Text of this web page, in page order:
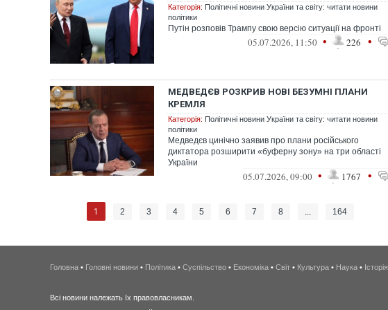
Категорія: Політичні новини України та світу: читати новини
політики
Путін розповів Трампу свою версію ситуації на фронті
05.07.2026, 11:50 • 226 •
МЕДВЕДЄВ РОЗКРИВ НОВІ БЕЗУМНІ ПЛАНИ
КРЕМЛЯ
Категорія: Політичні новини України та світу: читати новини
політики
Медведєв цинічно заявив про плани російського
диктатора розширити «буферну зону» на три області
України
05.07.2026, 09:00 • 1767 •
1 2 3 4 5 6 7 8 ... 164
Головна • Головні новини • Політика • Суспільство • Економіка • Світ • Культура • Наука • Історія
Всі новини належать їх правовласникам.